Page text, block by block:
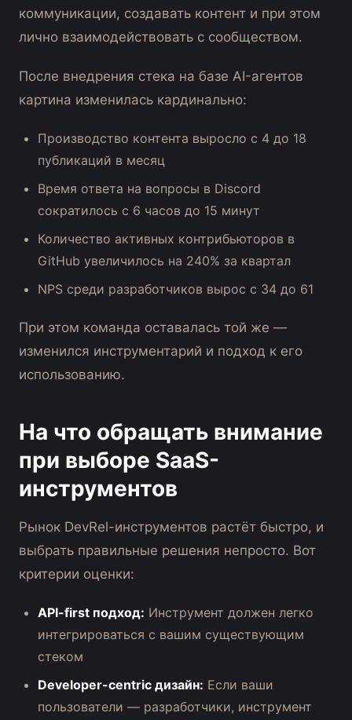
коммуникации, создавать контент и при этом
лично взаимодействовать с сообществом.
После внедрения стека на базе AI-агентов
картина изменилась кардинально:
Производство контента выросло с 4 до 18
публикаций в месяц
Время ответа на вопросы в Discord
сократилось с 6 часов до 15 минут
Количество активных контрибьюторов в
GitHub увеличилось на 240% за квартал
NPS среди разработчиков вырос с 34 до 61
При этом команда оставалась той же —
изменился инструментарий и подход к его
использованию.
На что обращать внимание
при выборе SaaS-
инструментов
Рынок DevRel-инструментов растёт быстро, и
выбрать правильные решения непросто. Вот
критерии оценки:
API-first подход: Инструмент должен легко
интегрироваться с вашим существующим
стеком
Developer-centric дизайн: Если ваши
пользователи — разработчики, инструмент